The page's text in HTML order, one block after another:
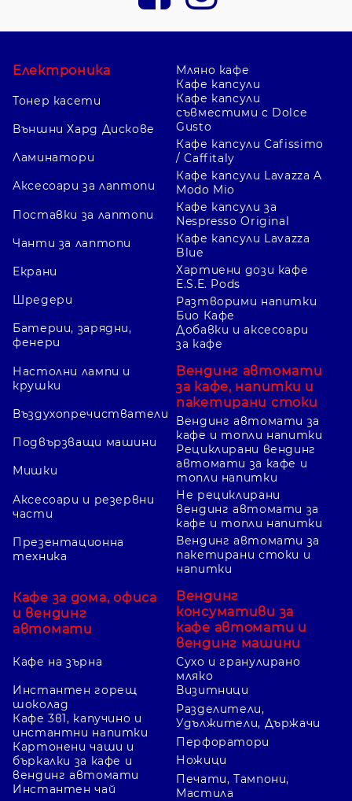
Електроника
Тонер касети
Външни Хард Дискове
Ламинатори
Аксесоари за лаптопи
Поставки за лаптопи
Чанти за лаптопи
Екрани
Шредери
Батерии, зарядни,
фенери
Настолни лампи и
крушки
Въздухопречистватели
Подвързващи машини
Мишки
Аксесоари и резервни
части
Презентационна
техника
Кафе за дома, офиса
и вендинг
автомати
Кафе на зърна
Мляно кафе
Кафе капсули
Кафе капсули
съвместими с Dolce
Gusto
Кафе капсули Cafissimo
/ Caffitaly
Кафе капсули Lavazza A
Modo Mio
Кафе капсули за
Nespresso Original
Кафе капсули Lavazza
Blue
Хартиени дози кафе
E.S.E. Pods
Разтворими напитки
Био Кафе
Добавки и аксесоари
за кафе
Вендинг автомати
за кафе, напитки и
пакетирани стоки
Вендинг автомати за
кафе и топли напитки
Рециклирани вендинг
автомати за кафе и
топли напитки
Не рециклирани
вендинг автомати за
кафе и топли напитки
Вендинг автомати за
пакетирани стоки и
напитки
Вендинг
консумативи за
кафе автомати и
вендинг машини
Сухо и гранулирано
мляко
Инстантен горещ
шоколад
Кафе 3в1, капучино и
инстантни напитки
Картонени чаши и
бъркалки за кафе и
вендинг автомати
Инстантен чай
Визитници
Разделители,
Удължители, Държачи
Перфоратори
Ножици
Печати, Тампони,
Мастила